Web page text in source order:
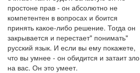
простоне прав - он абсолютно не
компетентен в вопросах и боится
принять какое-либо решение. Тогда он
закрывается и перестает" понимать"
русский язык. И если вы ему покажете,
что вы умнее - он обидится и затаит зло
на вас. Он это умеет.